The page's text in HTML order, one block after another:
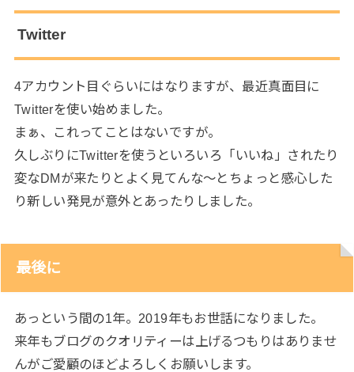
Twitter
4アカウント目ぐらいにはなりますが、最近真面目に
Twitterを使い始めました。
まぁ、これってことはないですが。
久しぶりにTwitterを使うといろいろ「いいね」されたり
変なDMが来たりとよく見てんな～とちょっと感心した
り新しい発見が意外とあったりしました。
最後に
あっという間の1年。2019年もお世話になりました。
来年もブログのクオリティーは上げるつもりはありませ
んがご愛顧のほどよろしくお願いします。